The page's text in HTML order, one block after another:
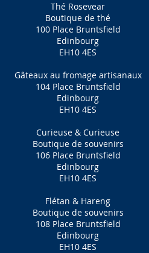
Thé Rosevear
Boutique de thé
100 Place Bruntsfield
Edinbourg
EH10 4ES
Gâteaux au fromage artisanaux
104 Place Bruntsfield
Edinbourg
EH10 4ES
Curieuse & Curieuse
Boutique de souvenirs
106 Place Bruntsfield
Edinbourg
EH10 4ES
Flétan & Hareng
Boutique de souvenirs
108 Place Bruntsfield
Edinbourg
EH10 4ES